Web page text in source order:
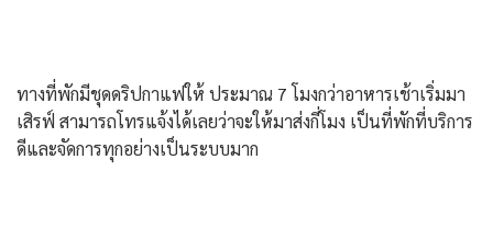
ทางที่พักมีชุดดริปกาแฟให้ ประมาณ 7 โมงกว่าอาหารเช้าเริ่มมา
เสิรฟ์ สามารถโทรแจ้งได้เลยว่าจะให้มาส่งกี่โมง เป็นที่พักที่บริการ
ดีและจัดการทุกอย่างเป็นระบบมาก